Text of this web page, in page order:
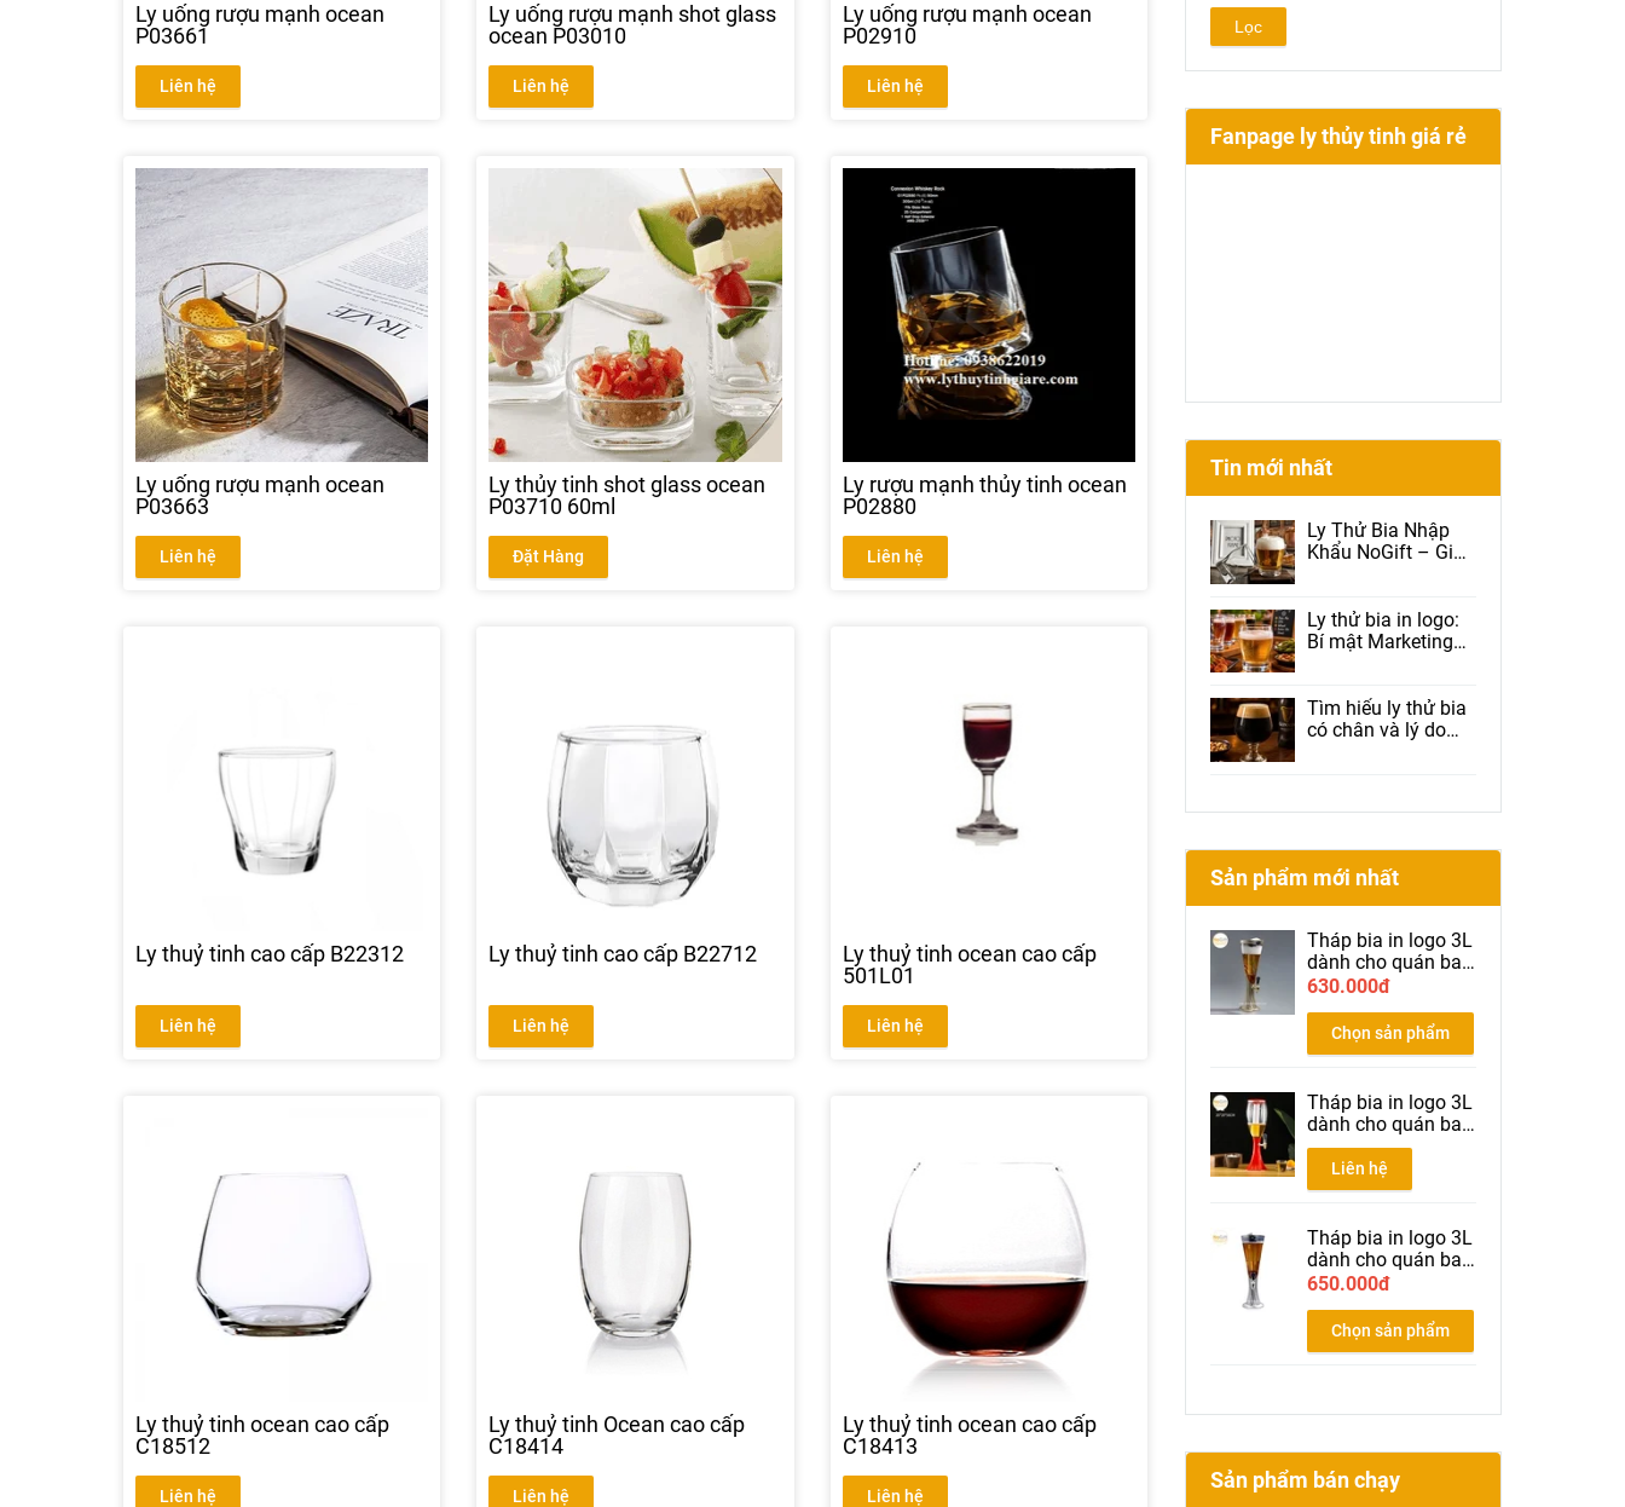
Ly uống rượu mạnh ocean
P03661
Liên hệ
Ly uống rượu mạnh shot glass
ocean P03010
Liên hệ
Ly uống rượu mạnh ocean
P02910
Liên hệ
Ly uống rượu mạnh ocean
P03663
Liên hệ
Ly thủy tinh shot glass ocean
P03710 60ml
Đặt Hàng
Ly rượu mạnh thủy tinh ocean
P02880
Liên hệ
Ly thuỷ tinh cao cấp B22312
Liên hệ
Ly thuỷ tinh cao cấp B22712
Liên hệ
Ly thuỷ tinh ocean cao cấp
501L01
Liên hệ
Ly thuỷ tinh ocean cao cấp
C18512
Liên hệ
Ly thuỷ tinh Ocean cao cấp
C18414
Liên hệ
Ly thuỷ tinh ocean cao cấp
C18413
Liên hệ
Luminarc
Pasabahce
Lọc
Fanpage ly thủy tinh giá rẻ
Tin mới nhất
Ly Thử Bia Nhập
Khẩu NoGift – Giải
Dùng
Ly thử bia in logo:
Bí mật Marketing
Check-in và giữ
chân khách hàng
Tìm hiểu ly thử bia
có chân và lý do
Sản phẩm mới nhất
Tháp bia in logo 3L
dành cho quán bar
nhà hàng bia màu
630.000đ
Chọn sản phẩm
Tháp bia in logo 3L
dành cho quán bar
nhà hàng bia màu
Liên hệ
Tháp bia in logo 3L
dành cho quán bar
nhà hàng bia màu
650.000đ
Chọn sản phẩm
Sản phẩm bán chạy